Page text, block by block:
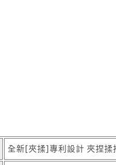
全新[夾揉]專利設計 夾捏揉